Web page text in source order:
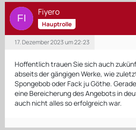
Fiyero
Hauptrolle
17. Dezember 2023 um 22:23
Hoffentlich trauen Sie sich auch
abseits der gängigen Werke, wie
Spongebob oder Fack ju Göthe.
eine Bereicherung des Angebots in
auch nicht alles so erfolgreich war.